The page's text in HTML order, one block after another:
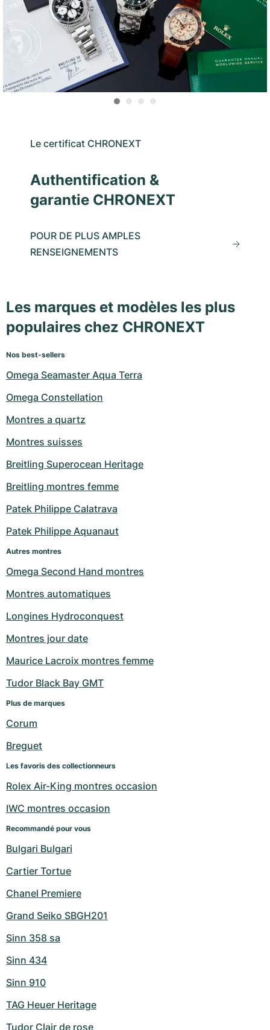
Le certificat CHRONEXT
Authentification &
garantie CHRONEXT
POUR DE PLUS AMPLES
RENSEIGNEMENTS
Les marques et modèles les plus
populaires chez CHRONEXT
Nos best-sellers
Omega Seamaster Aqua Terra
Omega Constellation
Montres a quartz
Montres suisses
Breitling Superocean Heritage
Breitling montres femme
Patek Philippe Calatrava
Patek Philippe Aquanaut
Autres montres
Omega Second Hand montres
Montres automatiques
Longines Hydroconquest
Montres jour date
Maurice Lacroix montres femme
Tudor Black Bay GMT
Plus de marques
Corum
Breguet
Les favoris des collectionneurs
Rolex Air-King montres occasion
IWC montres occasion
Recommandé pour vous
Bulgari Bulgari
Cartier Tortue
Chanel Premiere
Grand Seiko SBGH201
Sinn 358 sa
Sinn 434
Sinn 910
TAG Heuer Heritage
Tudor Clair de rose